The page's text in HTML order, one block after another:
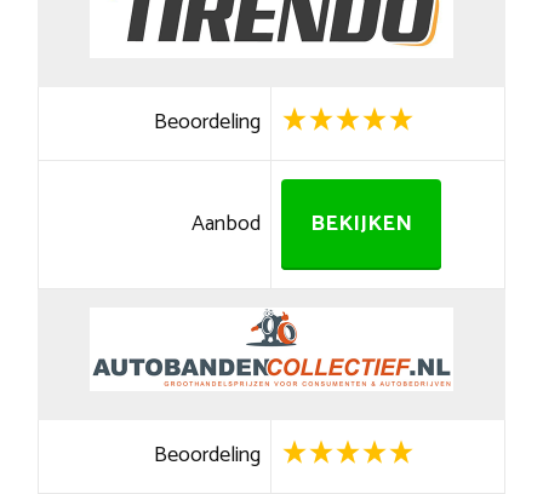
Beoordeling
Aanbod BEKIJKEN
Beoordeling